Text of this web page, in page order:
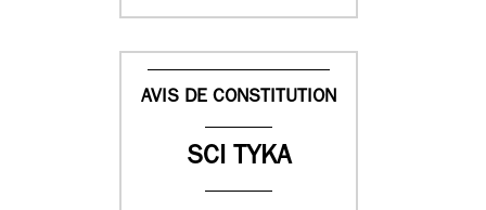
AVIS DE CONSTITUTION
SCI TYKA